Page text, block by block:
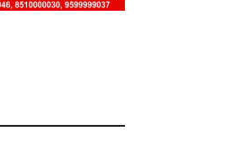
2″ सितंबर 19 को रिलीज होगी